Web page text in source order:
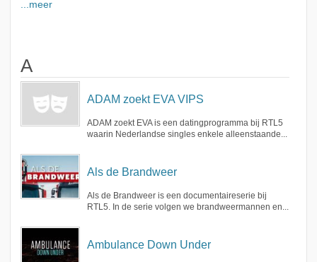
...meer
A
ADAM zoekt EVA VIPS
ADAM zoekt EVA is een datingprogramma bij RTL5
waarin Nederlandse singles enkele alleenstaande...
Als de Brandweer
Als de Brandweer is een documentaireserie bij
RTL5. In de serie volgen we brandweermannen en...
Ambulance Down Under